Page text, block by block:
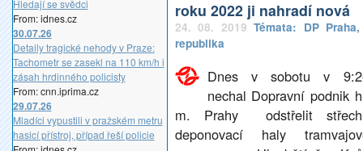
Hledají se svědci
From: idnes.cz
30.07.26
Detaily tragické nehody v Praze:
Tachometr se zasekl na 110 km/h i
zásah hrdinného policisty
From: cnn.iprima.cz
29.07.26
Mladíci vypustili v pražském metru
hasicí přístroj, případ řeší policie
roku 2022 ji nahradí nová
24. 08. 2019Témata: DP Praha
republika
Dnes v sobotu v
nechal Dopravní podnik
m. Prahy odstřelit
deponovací haly